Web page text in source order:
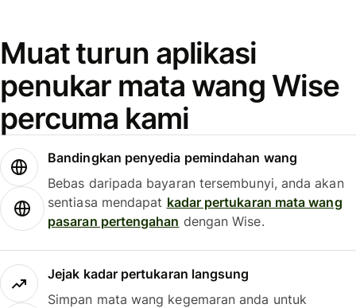
Muat turun aplikasi
penukar mata wang Wise
percuma kami
Bandingkan penyedia pemindahan wang
Bebas daripada bayaran tersembunyi, anda akan
sentiasa mendapat kadar pertukaran mata wang
pasaran pertengahan dengan Wise.
Jejak kadar pertukaran langsung
Simpan mata wang kegemaran anda untuk